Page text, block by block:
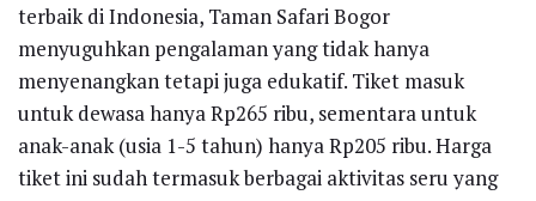
terbaik di Indonesia, Taman Safari Bogor
menyuguhkan pengalaman yang tidak hanya
menyenangkan tetapi juga edukatif. Tiket masuk
untuk dewasa hanya Rp265 ribu, sementara untuk
anak-anak (usia 1-5 tahun) hanya Rp205 ribu. Harga
tiket ini sudah termasuk berbagai aktivitas seru yang